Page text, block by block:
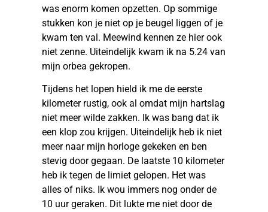
was enorm komen opzetten. Op sommige
stukken kon je niet op je beugel liggen of je
kwam ten val. Meewind kennen ze hier ook
niet zenne. Uiteindelijk kwam ik na 5.24 van
mijn orbea gekropen.
Tijdens het lopen hield ik me de eerste
kilometer rustig, ook al omdat mijn hartslag
niet meer wilde zakken. Ik was bang dat ik
een klop zou krijgen. Uiteindelijk heb ik niet
meer naar mijn horloge gekeken en ben
stevig door gegaan. De laatste 10 kilometer
heb ik tegen de limiet gelopen. Het was
alles of niks. Ik wou immers nog onder de
10 uur geraken. Dit lukte me niet door de